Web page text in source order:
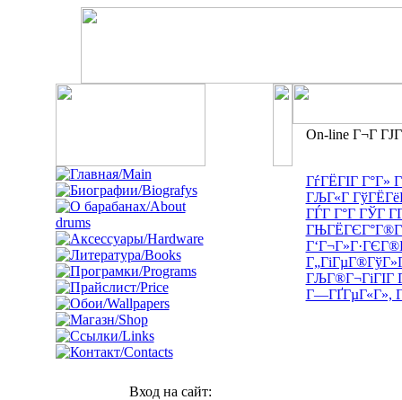
Вход на сайт:
On-line Г¬Г
ГѓГЁГІГ Г°Г»
ГЉГ«Г
ГЃГ Г°Г ГЎГ
ГЉГ®Г¬ГіГІГ
Г—ГҐГµГ«Г»,